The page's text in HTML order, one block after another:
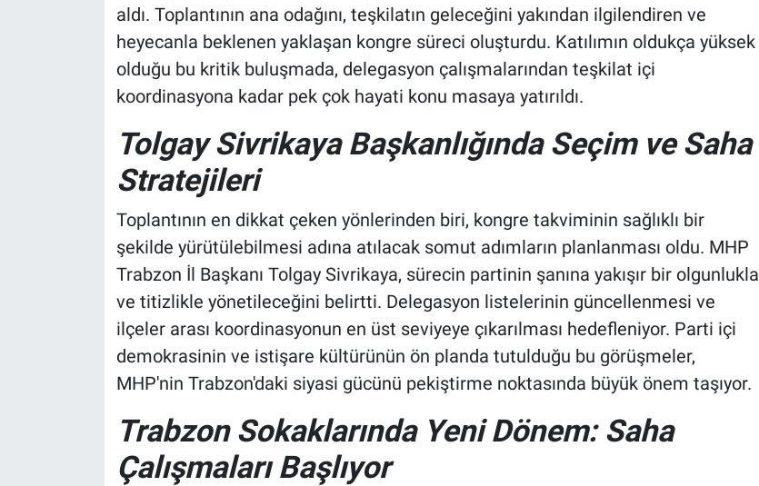
aldı. Toplantının ana odağını, teşkilatın geleceğini yakından ilgilendiren ve
heyecanla beklenen yaklaşan kongre süreci oluşturdu. Katılımın oldukça yüksek
olduğu bu kritik buluşmada, delegasyon çalışmalarından teşkilat içi
koordinasyona kadar pek çok hayati konu masaya yatırıldı.
Tolgay Sivrikaya Başkanlığında Seçim ve Saha
Stratejileri
Toplantının en dikkat çeken yönlerinden biri, kongre takviminin sağlıklı bir
şekilde yürütülebilmesi adına atılacak somut adımların planlanması oldu. MHP
Trabzon İl Başkanı Tolgay Sivrikaya, sürecin partinin şanına yakışır bir olgunlukla
ve titizlikle yönetileceğini belirtti. Delegasyon listelerinin güncellenmesi ve
ilçeler arası koordinasyonun en üst seviyeye çıkarılması hedefleniyor. Parti içi
demokrasinin ve istişare kültürünün ön planda tutulduğu bu görüşmeler,
MHP'nin Trabzon'daki siyasi gücünü pekiştirme noktasında büyük önem taşıyor.
Trabzon Sokaklarında Yeni Dönem: Saha
Çalışmaları Başlıyor